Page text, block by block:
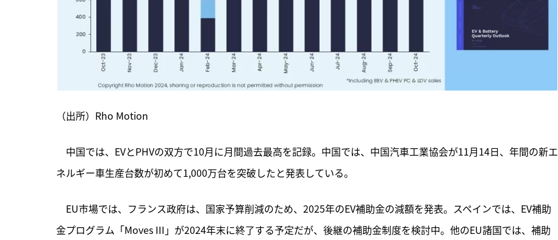
（出所）Rho Motion
中国では、EVとPHVの双方で10月に月間過去最高を記録。中国では、中国汽車工業協会が11月14日、年間の新エ
ネルギー車生産台数が初めて1,000万台を突破したと発表している。
EU市場では、フランス政府は、国家予算削減のため、2025年のEV補助金の減額を発表。スペインでは、EV補助
金プログラム「Moves III」が2024年末に終了する予定だが、後継の補助金制度を検討中。他のEU諸国では、補助